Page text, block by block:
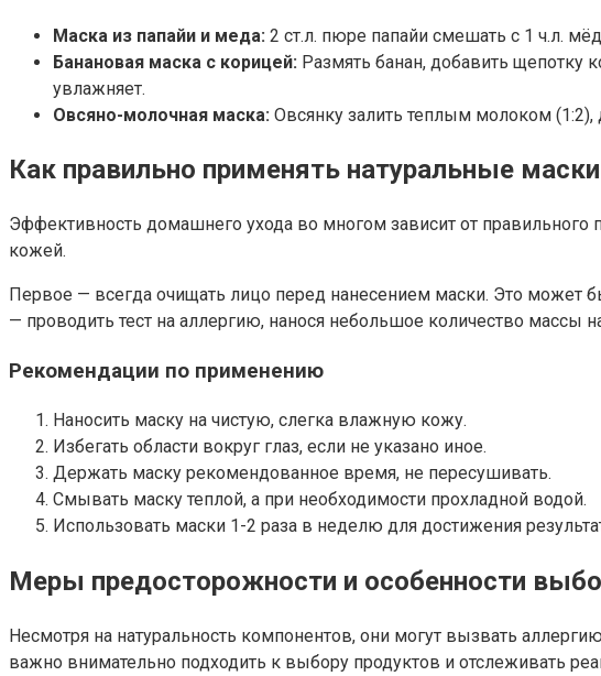
Маска из папайи и меда: 2 ст.л. пюре папайи смешать с 1 ч.л.
Банановая маска с корицей: Размять банан, добавить щепотку
увлажняет.
Овсяно-молочная маска: Овсянку залить теплым молоком (1:2),
Как правильно применять натуральные маски
Эффективность домашнего ухода во многом зависит от
кожей.
Первое — всегда очищать лицо перед нанесением маски. Это может
— проводить тест на аллергию, нанося небольшое количество массы
Рекомендации по применению
Наносить маску на чистую, слегка влажную кожу.
Избегать области вокруг глаз, если не указано иное.
Держать маску рекомендованное время, не пересушивать.
Смывать маску теплой, а при необходимости прохладной водой.
Использовать маски 1-2 раза в неделю для достижения
Меры предосторожности и особенности
Несмотря на натуральность компонентов, они могут вызвать
важно внимательно подходить к выбору продуктов и отслеживать